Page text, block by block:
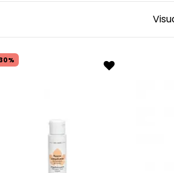
dando la giusta idratazione alla